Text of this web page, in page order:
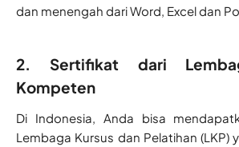
dan menengah dari Word, Excel dan
2. Sertifikat dari
Kompeten
Di Indonesia, Anda bisa
Lembaga Kursus dan Pelatihan (LKP)